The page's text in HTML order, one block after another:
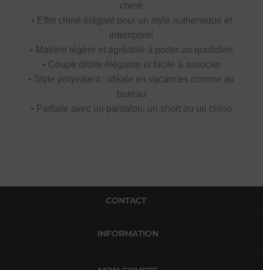
chiné
• Effet chiné élégant pour un style authentique et
intemporel
• Matière légère et agréable à porter au quotidien
• Coupe droite élégante et facile à associer
• Style polyvalent : idéale en vacances comme au
bureau
• Parfaite avec un pantalon, un short ou un chino
CONTACT
INFORMATION